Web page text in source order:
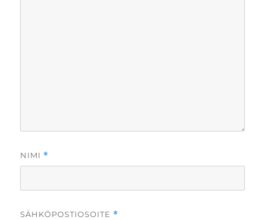
NIMI *
SÄHKÖPOSTIOSOITE *